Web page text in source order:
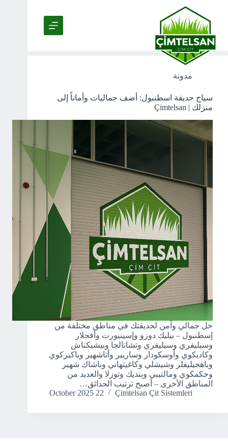
المحتوى
تركيب السياج الورقي
مدونة
سياج حديقة اسطنبول: أضف جماليات وأماناً إلى
منزلك | Çimtelsan
حل جمالي وآمن لحديقتك في مناطق مختلفة من
إسطنبول – بيليك دوزو وإسينيورت وأفجلار
وسيليفري وسيليفري وتشاتالجا وبيشيكتاش
وكاديكوي وأوسكودار وساريير وأتاشهير وباكيركوي
وباهجيليفلر وشيشلي وكاغيتهاني وباشاك شهير
وجكمكوي ومالتيبي وبنديك وتوزلا والعديد من
المناطق الأخرى – أصبح ترتيب الحدائق…
Çimtelsan Çit Sistemleri
22 October 2025